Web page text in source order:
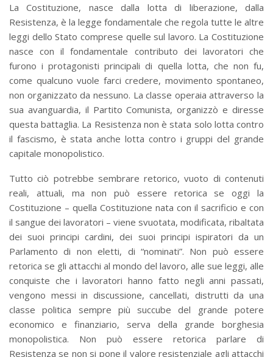
La Costituzione, nasce dalla lotta di liberazione, dalla
Resistenza, è la legge fondamentale che regola tutte le altre
leggi dello Stato comprese quelle sul lavoro. La Costituzione
nasce con il fondamentale contributo dei lavoratori che
furono i protagonisti principali di quella lotta, che non fu,
come qualcuno vuole farci credere, movimento spontaneo,
non organizzato da nessuno. La classe operaia attraverso la
sua avanguardia, il Partito Comunista, organizzò e diresse
questa battaglia. La Resistenza non è stata solo lotta contro
il fascismo, è stata anche lotta contro i gruppi del grande
capitale monopolistico.
Tutto ciò potrebbe sembrare retorico, vuoto di contenuti
reali, attuali, ma non può essere retorica se oggi la
Costituzione – quella Costituzione nata con il sacrificio e con
il sangue dei lavoratori – viene svuotata, modificata, ribaltata
dei suoi principi cardini, dei suoi principi ispiratori da un
Parlamento di non eletti, di “nominati”. Non può essere
retorica se gli attacchi al mondo del lavoro, alle sue leggi, alle
conquiste che i lavoratori hanno fatto negli anni passati,
vengono messi in discussione, cancellati, distrutti da una
classe politica sempre più succube del grande potere
economico e finanziario, serva della grande borghesia
monopolistica. Non può essere retorica parlare di
Resistenza se non si pone il valore resistenziale agli attacchi